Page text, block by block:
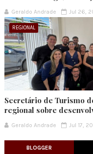
Geraldo Andrade Jul 26,
REGIONAL
Secretário de Turismo
regional sobre
Geraldo Andrade Jul 17,
BLOGGER